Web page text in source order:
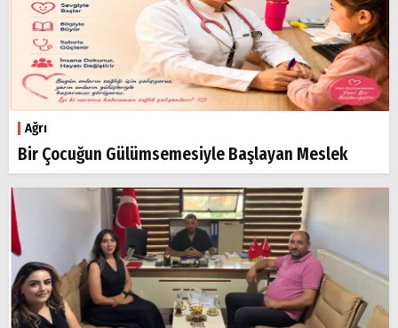
Ağrı
Bir Çocuğun Gülümsemesiyle Başlayan Meslek